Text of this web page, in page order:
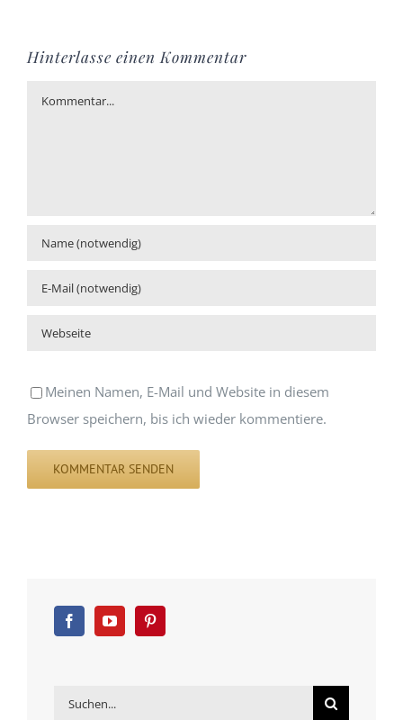
Hinterlasse einen Kommentar
Kommentar
Meinen Namen, E-Mail und Website in diesem
Browser speichern, bis ich wieder kommentiere.
Suche